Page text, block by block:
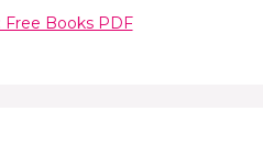
Books PDF